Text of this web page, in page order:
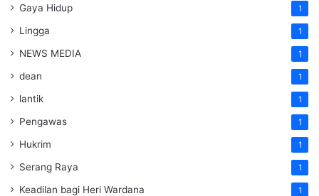
Gaya Hidup 1
Lingga 1
NEWS MEDIA 1
dean 1
lantik 1
Pengawas 1
Hukrim 1
Serang Raya 1
Keadilan bagi Heri Wardana 1